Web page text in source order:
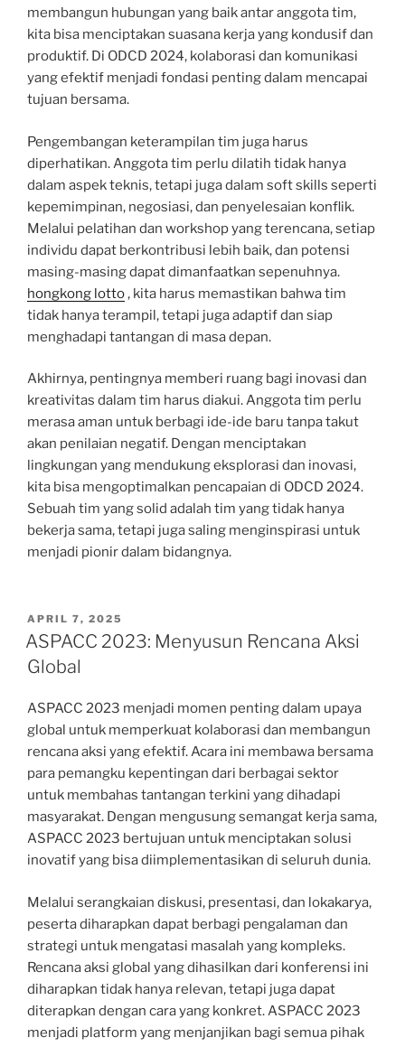
membangun hubungan yang baik antar anggota tim,
kita bisa menciptakan suasana kerja yang kondusif dan
produktif. Di ODCD 2024, kolaborasi dan komunikasi
yang efektif menjadi fondasi penting dalam mencapai
tujuan bersama.
Pengembangan keterampilan tim juga harus
diperhatikan. Anggota tim perlu dilatih tidak hanya
dalam aspek teknis, tetapi juga dalam soft skills seperti
kepemimpinan, negosiasi, dan penyelesaian konflik.
Melalui pelatihan dan workshop yang terencana, setiap
individu dapat berkontribusi lebih baik, dan potensi
masing-masing dapat dimanfaatkan sepenuhnya.
hongkong lotto , kita harus memastikan bahwa tim
tidak hanya terampil, tetapi juga adaptif dan siap
menghadapi tantangan di masa depan.
Akhirnya, pentingnya memberi ruang bagi inovasi dan
kreativitas dalam tim harus diakui. Anggota tim perlu
merasa aman untuk berbagi ide-ide baru tanpa takut
akan penilaian negatif. Dengan menciptakan
lingkungan yang mendukung eksplorasi dan inovasi,
kita bisa mengoptimalkan pencapaian di ODCD 2024.
Sebuah tim yang solid adalah tim yang tidak hanya
bekerja sama, tetapi juga saling menginspirasi untuk
menjadi pionir dalam bidangnya.
POSTED
ON
APRIL 7, 2025
ASPACC 2023: Menyusun Rencana Aksi
Global
ASPACC 2023 menjadi momen penting dalam upaya
global untuk memperkuat kolaborasi dan membangun
rencana aksi yang efektif. Acara ini membawa bersama
para pemangku kepentingan dari berbagai sektor
untuk membahas tantangan terkini yang dihadapi
masyarakat. Dengan mengusung semangat kerja sama,
ASPACC 2023 bertujuan untuk menciptakan solusi
inovatif yang bisa diimplementasikan di seluruh dunia.
Melalui serangkaian diskusi, presentasi, dan lokakarya,
peserta diharapkan dapat berbagi pengalaman dan
strategi untuk mengatasi masalah yang kompleks.
Rencana aksi global yang dihasilkan dari konferensi ini
diharapkan tidak hanya relevan, tetapi juga dapat
diterapkan dengan cara yang konkret. ASPACC 2023
menjadi platform yang menjanjikan bagi semua pihak